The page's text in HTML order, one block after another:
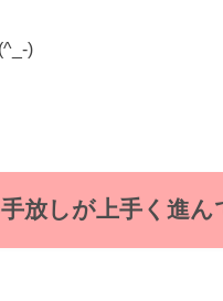
)
放しが上手く進ん